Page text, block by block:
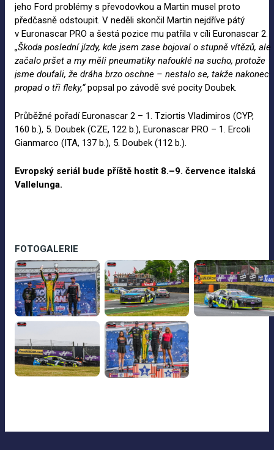
jeho Ford problémy s převodovkou a Martin musel proto
předčasně odstoupit. V neděli skončil Martin nejdříve pátý
v Euronascar PRO a šestá pozice mu patřila v cíli Euronascar 2.
„Škoda poslední jízdy, kde jsem zase bojoval o stupně vítězů, ale
začalo pršet a my měli pneumatiky nafouklé na sucho, protože
jsme doufali, že dráha brzo oschne – nestalo se, takže nakonec
propad o tři fleky,“popsal po závodě své pocity Doubek.
Průběžné pořadí Euronascar 2 – 1. Tziortis Vladimiros (CYP,
160 b.), 5. Doubek (CZE, 122 b.), Euronascar PRO – 1. Ercoli
Gianmarco (ITA, 137 b.), 5. Doubek (112 b.).
Evropský seriál bude příště hostit 8.–9. července italská
Vallelunga.
FOTOGALERIE